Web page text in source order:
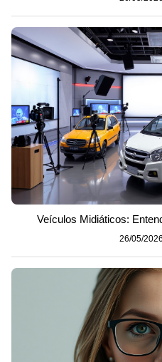
Veículos Midiáticos:
26/05/